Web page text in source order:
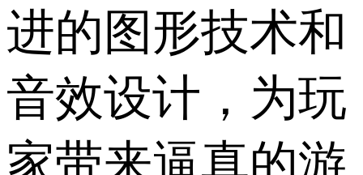
进的图形技术和
音效设计，为玩
家带来逼真的游